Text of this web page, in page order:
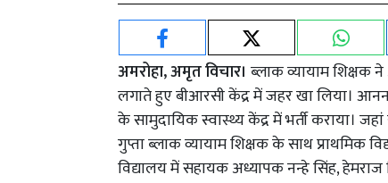
अमरोहा, अमृत विचार। ब्लाक व्यायाम शिक्षक
लगाते हुए बीआरसी केंद्र में जहर खा लिया।
के सामुदायिक स्वास्थ्य केंद्र में भर्ती कराया।
गुप्ता ब्लाक व्यायाम शिक्षक के साथ प्राथमिक
विद्यालय में सहायक अध्यापक नन्हे सिंह, हेमराज